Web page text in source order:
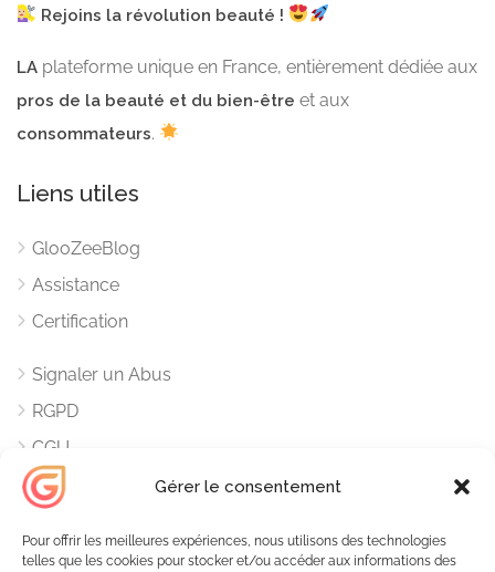
Gérer le consentement
Pour offrir les meilleures expériences, nous utilisons des technologies
telles que les cookies pour stocker et/ou accéder aux informations des
Rejoins la révolution beauté !
LA plateforme unique en France, entièrement dédiée aux
pros de la beauté et du bien-être et aux
consommateurs.
Liens utiles
GlooZeeBlog
Assistance
Certification
Signaler un Abus
RGPD
CGU
Mentions Légales
Contacts